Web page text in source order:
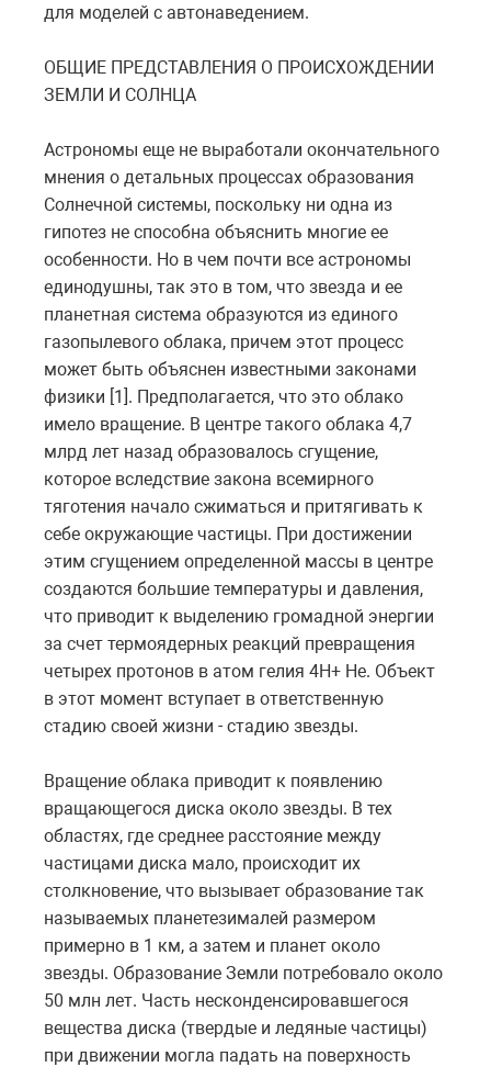
для моделей с автонаведением.
ОБЩИЕ ПРЕДСТАВЛЕНИЯ О ПРОИСХОЖДЕНИИ
ЗЕМЛИ И СОЛНЦА
Астрономы еще не выработали окончательного
мнения о детальных процессах образования
Солнечной системы, поскольку ни одна из
гипотез не способна объяснить многие ее
особенности. Но в чем почти все астрономы
единодушны, так это в том, что звезда и ее
планетная система образуются из единого
газопылевого облака, причем этот процесс
может быть объяснен известными законами
физики [1]. Предполагается, что это облако
имело вращение. В центре такого облака 4,7
млрд лет назад образовалось сгущение,
которое вследствие закона всемирного
тяготения начало сжиматься и притягивать к
себе окружающие частицы. При достижении
этим сгущением определенной массы в центре
создаются большие температуры и давления,
что приводит к выделению громадной энергии
за счет термоядерных реакций превращения
четырех протонов в атом гелия 4H+ He. Объект
в этот момент вступает в ответственную
стадию своей жизни - стадию звезды.
Вращение облака приводит к появлению
вращающегося диска около звезды. В тех
областях, где среднее расстояние между
частицами диска мало, происходит их
столкновение, что вызывает образование так
называемых планетезималей размером
примерно в 1 км, а затем и планет около
звезды. Образование Земли потребовало около
50 млн лет. Часть несконденсировавшегося
вещества диска (твердые и ледяные частицы)
при движении могла падать на поверхность